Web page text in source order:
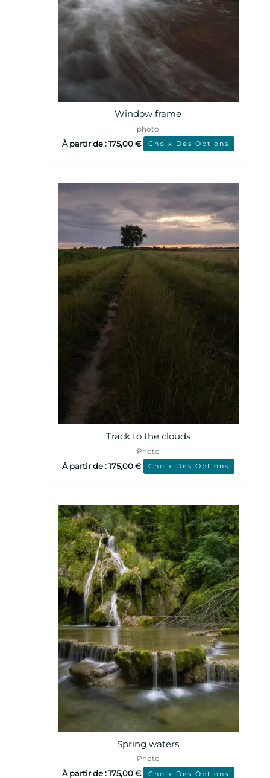
Window frame
photo
À partir de :175,00€ Choix Des Options
Track to the clouds
Photo
À partir de :175,00€ Choix Des Options
Spring waters
Photo
À partir de :175,00€ Choix Des Options